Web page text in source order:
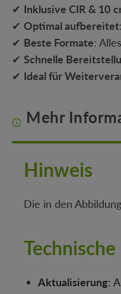
✔ Inklusive CIR & 10
✔ Optimal aufbereitet
✔ Beste Formate:
✔ Schnelle
✔ Ideal für
Mehr
Hinweis
Die in den
Aktualisierung: